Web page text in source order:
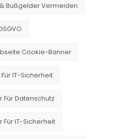
Bußgelder Vermeiden
Cookie-Banner
IT-Sicherheit
Datenschutz
Für IT-Sicherheit